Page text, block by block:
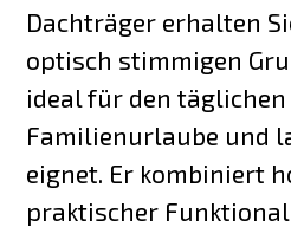
Dachträger erhalten
optisch stimmigen
ideal für den täglichen
Familienurlaube und
eignet. Er kombiniert
praktischer